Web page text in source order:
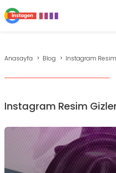
Anasayfa Blog Instagram
Instagram Resim